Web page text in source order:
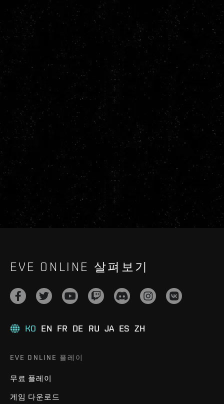
EVE ONLINE 살펴보기
KO EN FR DE RU JA ES ZH
EVE ONLINE 플레이
무료 플레이
게임 다운로드